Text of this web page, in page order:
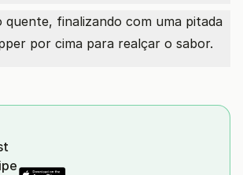
quente, finalizando com uma pitada
por cima para realçar o sabor.